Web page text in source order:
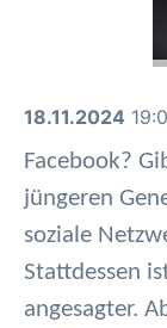
18.11.2024
Facebook?
jüngeren
soziale
Stattdessen
angesagter.